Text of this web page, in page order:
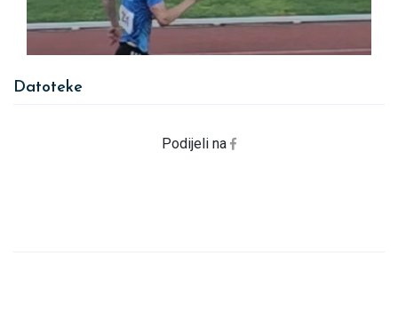
Datoteke
Podijeli na